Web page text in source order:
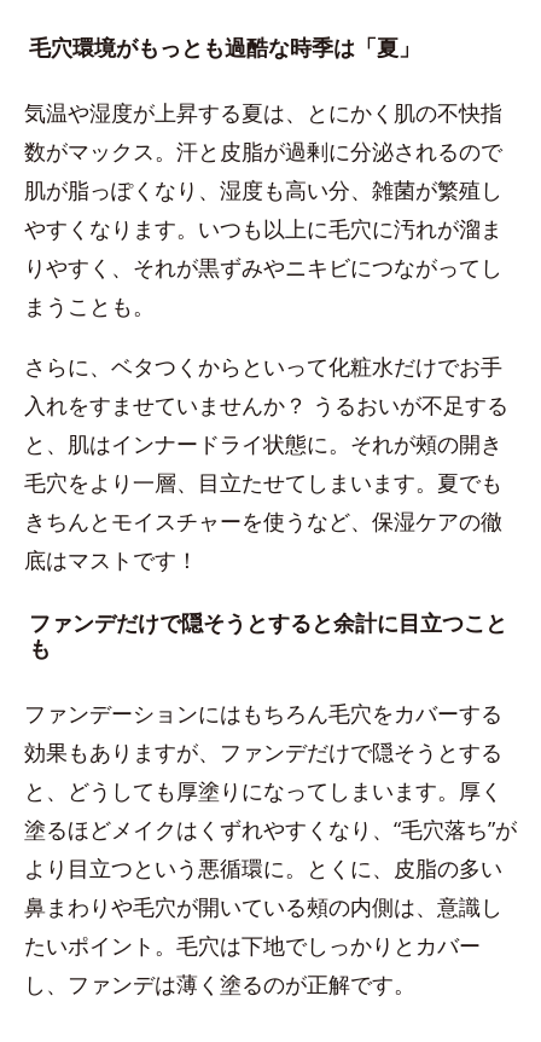
毛穴環境がもっとも過酷な時季は「夏」
気温や湿度が上昇する夏は、とにかく肌の不快指
数がマックス。汗と皮脂が過剰に分泌されるので
肌が脂っぽくなり、湿度も高い分、雑菌が繁殖し
やすくなります。いつも以上に毛穴に汚れが溜ま
りやすく、それが黒ずみやニキビにつながってし
まうことも。
さらに、ベタつくからといって化粧水だけでお手
入れをすませていませんか？ うるおいが不足する
と、肌はインナードライ状態に。それが頰の開き
毛穴をより一層、目立たせてしまいます。夏でも
きちんとモイスチャーを使うなど、保湿ケアの徹
底はマストです！
ファンデだけで隠そうとすると余計に目立つこと
も
ファンデーションにはもちろん毛穴をカバーする
効果もありますが、ファンデだけで隠そうとする
と、どうしても厚塗りになってしまいます。厚く
塗るほどメイクはくずれやすくなり、“毛穴落ち”が
より目立つという悪循環に。とくに、皮脂の多い
鼻まわりや毛穴が開いている頰の内側は、意識し
たいポイント。毛穴は下地でしっかりとカバー
し、ファンデは薄く塗るのが正解です。